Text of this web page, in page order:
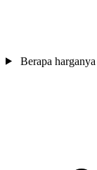
Berapa